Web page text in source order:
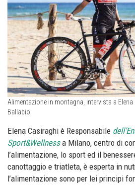
Alimentazione in montagna, intervista a
Ballabio
Elena Casiraghi è Responsabile
Sport&Wellnessa Milano, centro di
l’alimentazione, lo sport ed il
canottaggio e triatleta, è esperta in
l’alimentazione sono per lei principi